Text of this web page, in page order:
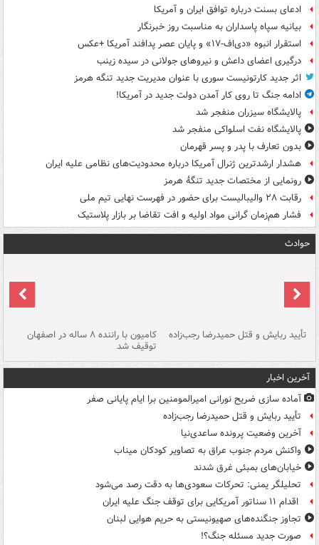
ادعای بسنت درباره توافق ایران و آمریکا
بیانیه سپاه پاسداران به مناسبت روز خبرنگار
استقرار انبوه «دی‌اف‑۱۷» و پایان عصر پدافند آمریکا +عکس
درگیری اعضای داعش و نیروهای جولانی در سیده زینب
اثر جدید کارتونیست سوری با عنوان مدیریت جدید تنگه هرمز
ادامه جنگ تا روی کار آمدن دولت جدید در آمریکا!
پالایشگاه سیزران منفجر شد
پالایشگاه نفت اسلواکی منفجر شد
بدون تعارف با پدر و پسر قهرمان
هشدار ارشدترین ژنرال آمریکا درباره محدودیت‌های نظامی علیه ایران
رونمایی از مختصات جدید تنگۀ هرمز
رقابت ۲۸ والیبالیست برای حضور در فهرست نهایی تیم ملی
فشار هم‌زمان گرانی مواد اولیه و افت تقاضا بر بازار پلاستیک
حوادث
تأیید ربایش و قتل حمیدرضا رجب‌زاده کامیون با راننده ۸ ساله در اصفهان
توقیف شد
آخرین اخبار
آماده سازی ضریح نورانی امیرالمومنین برا ایام پایانی صفر
تأیید ربایش و قتل حمیدرضا رجب‌زاده
آخرین وضعیت پرونده ساعدی‌نیا
واکنش مردم جنوب عراق به تصاویر کودکان میناب
خیابان‌های بمبئی غرق شدند
تحلیلگر یمنی: تحرکات سعودی‌ها به دقت رصد می‌شود
اقدام ۱۱ سناتور آمریکایی برای توقف جنگ علیه ایران
تجاوز جنگنده‌های صهیونیستی به حریم هوایی لبنان
صورت جدید مسئله جنگ؟!